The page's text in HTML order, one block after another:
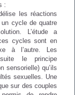
:
les réactions
cycle de quatre
L’étude a
cycles sont en
à l’autre. Les
le principe
sensorielle) qu’ils
sexuelles. Une
sur des couples